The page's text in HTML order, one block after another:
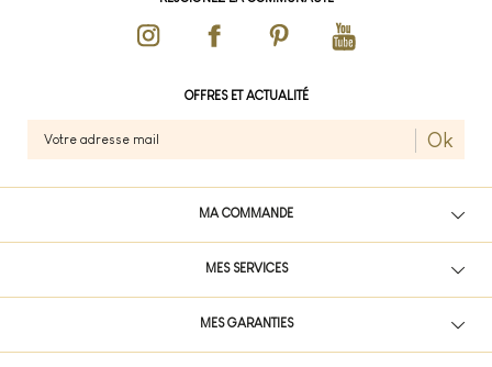
OFFRES ET ACTUALITÉ
Ok
MA COMMANDE
MES SERVICES
MES GARANTIES